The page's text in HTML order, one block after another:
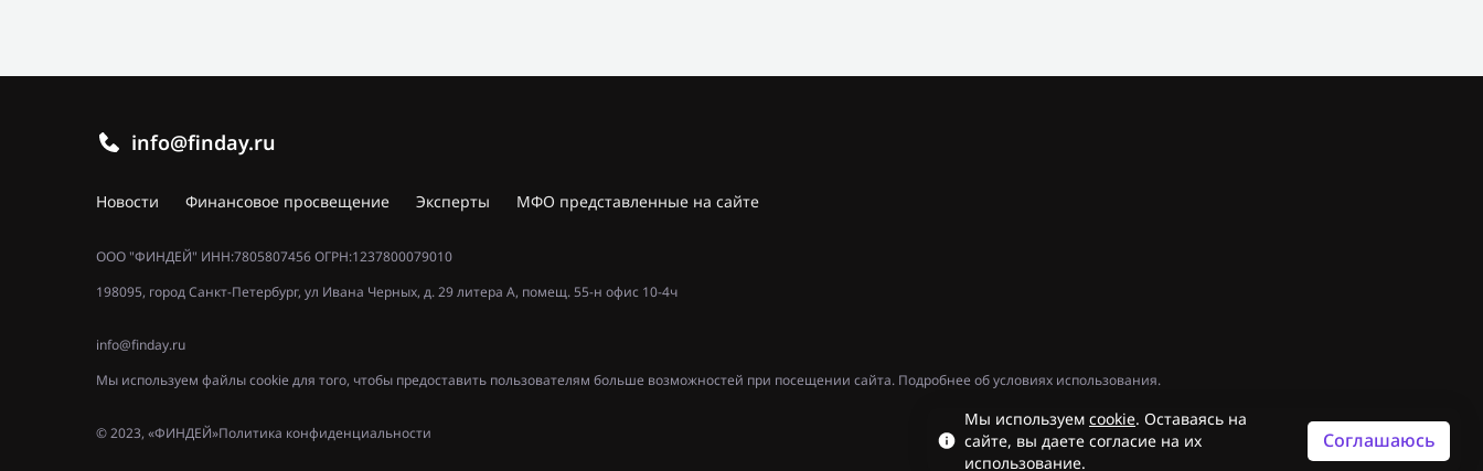
info@finday.ru
Новости Финансовое просвещение Эксперты МФО представленные на сайте
ООО "ФИНДЕЙ" ИНН:7805807456 ОГРН:1237800079010
198095, город Санкт-Петербург, ул Ивана Черных, д. 29 литера А, помещ. 55-н офис 10-4ч
info@finday.ru
Мы используем файлы cookie для того, чтобы предоставить пользователям больше возможностей при посещении сайта. Подробнее об условиях использования.
Политика конфиденциальности
© 2023, «ФИНДЕЙ»
Мы используем cookie. Оставаясь на
сайте, вы даете согласие на их
использование.
Соглашаюсь